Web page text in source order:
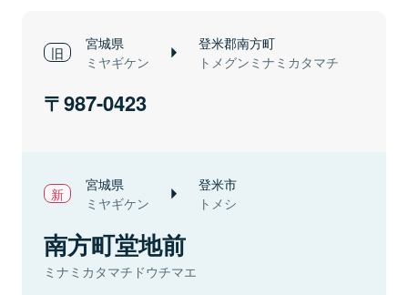
宮城県
ミヤギケン
登米郡南方町
トメグンミナミカタマチ
987-0423
宮城県
ミヤギケン
登米市
トメシ
南方町堂地前
ミナミカタマチドウチマエ